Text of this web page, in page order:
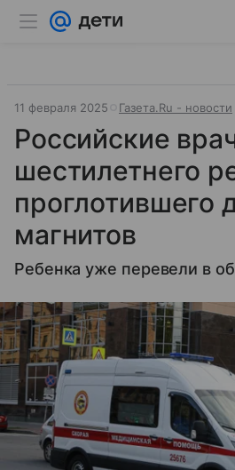
11 февраля 2025 Газета.Ru - новости
Российские
шестилетнего
проглотившего
магнитов
Ребенка уже перевели в